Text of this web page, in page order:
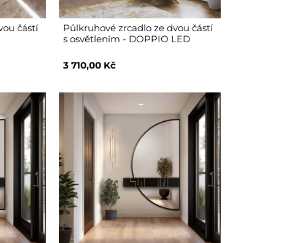
částí
Půlkruhové zrcadlo ze dvou částí
s osvětlením - DOPPIO LED
3 710,00 Kč